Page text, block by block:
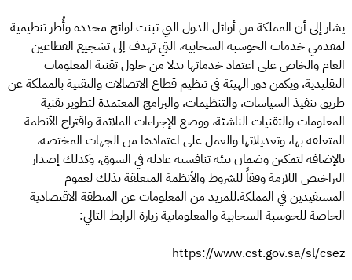
يشار إلى أن المملكة من أوائل الدول التي تبنت لوائح محددة وأُطر تنظيمية
لمقدمي خدمات الحوسبة السحابية، التي تهدف إلى تشجيع القطاعين
العام والخاص على اعتماد خدماتها بدلا من حلول تقنية المعلومات
التقليدية، ويكمن دور الهيئة في تنظيم قطاع الاتصالات والتقنية بالمملكة عن
طريق تنفيذ السياسات، والتنظيمات، والبرامج المعتمدة لتطوير تقنية
المعلومات والتقنيات الناشئة، ووضع الإجراءات الملائمة واقتراح الأنظمة
المتعلقة بها، وتعديلاتها والعمل على اعتمادها من الجهات المختصة،
بالإضافة لتمكين وضمان بيئة تنافسية عادلة في السوق، وكذلك إصدار
التراخيص اللازمة وفقاً للشروط والأنظمة المتعلقة بذلك لعموم
المستفيدين في المملكة.للمزيد من المعلومات عن المنطقة الاقتصادية
الخاصة للحوسبة السحابية والمعلوماتية زيارة الرابط التالي:
https://www.cst.gov.sa/sl/csez